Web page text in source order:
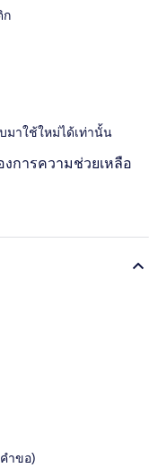
ก
มาใช้ใหม่ได้เท่านั้น
การความช่วยเหลือ
ำขอ)